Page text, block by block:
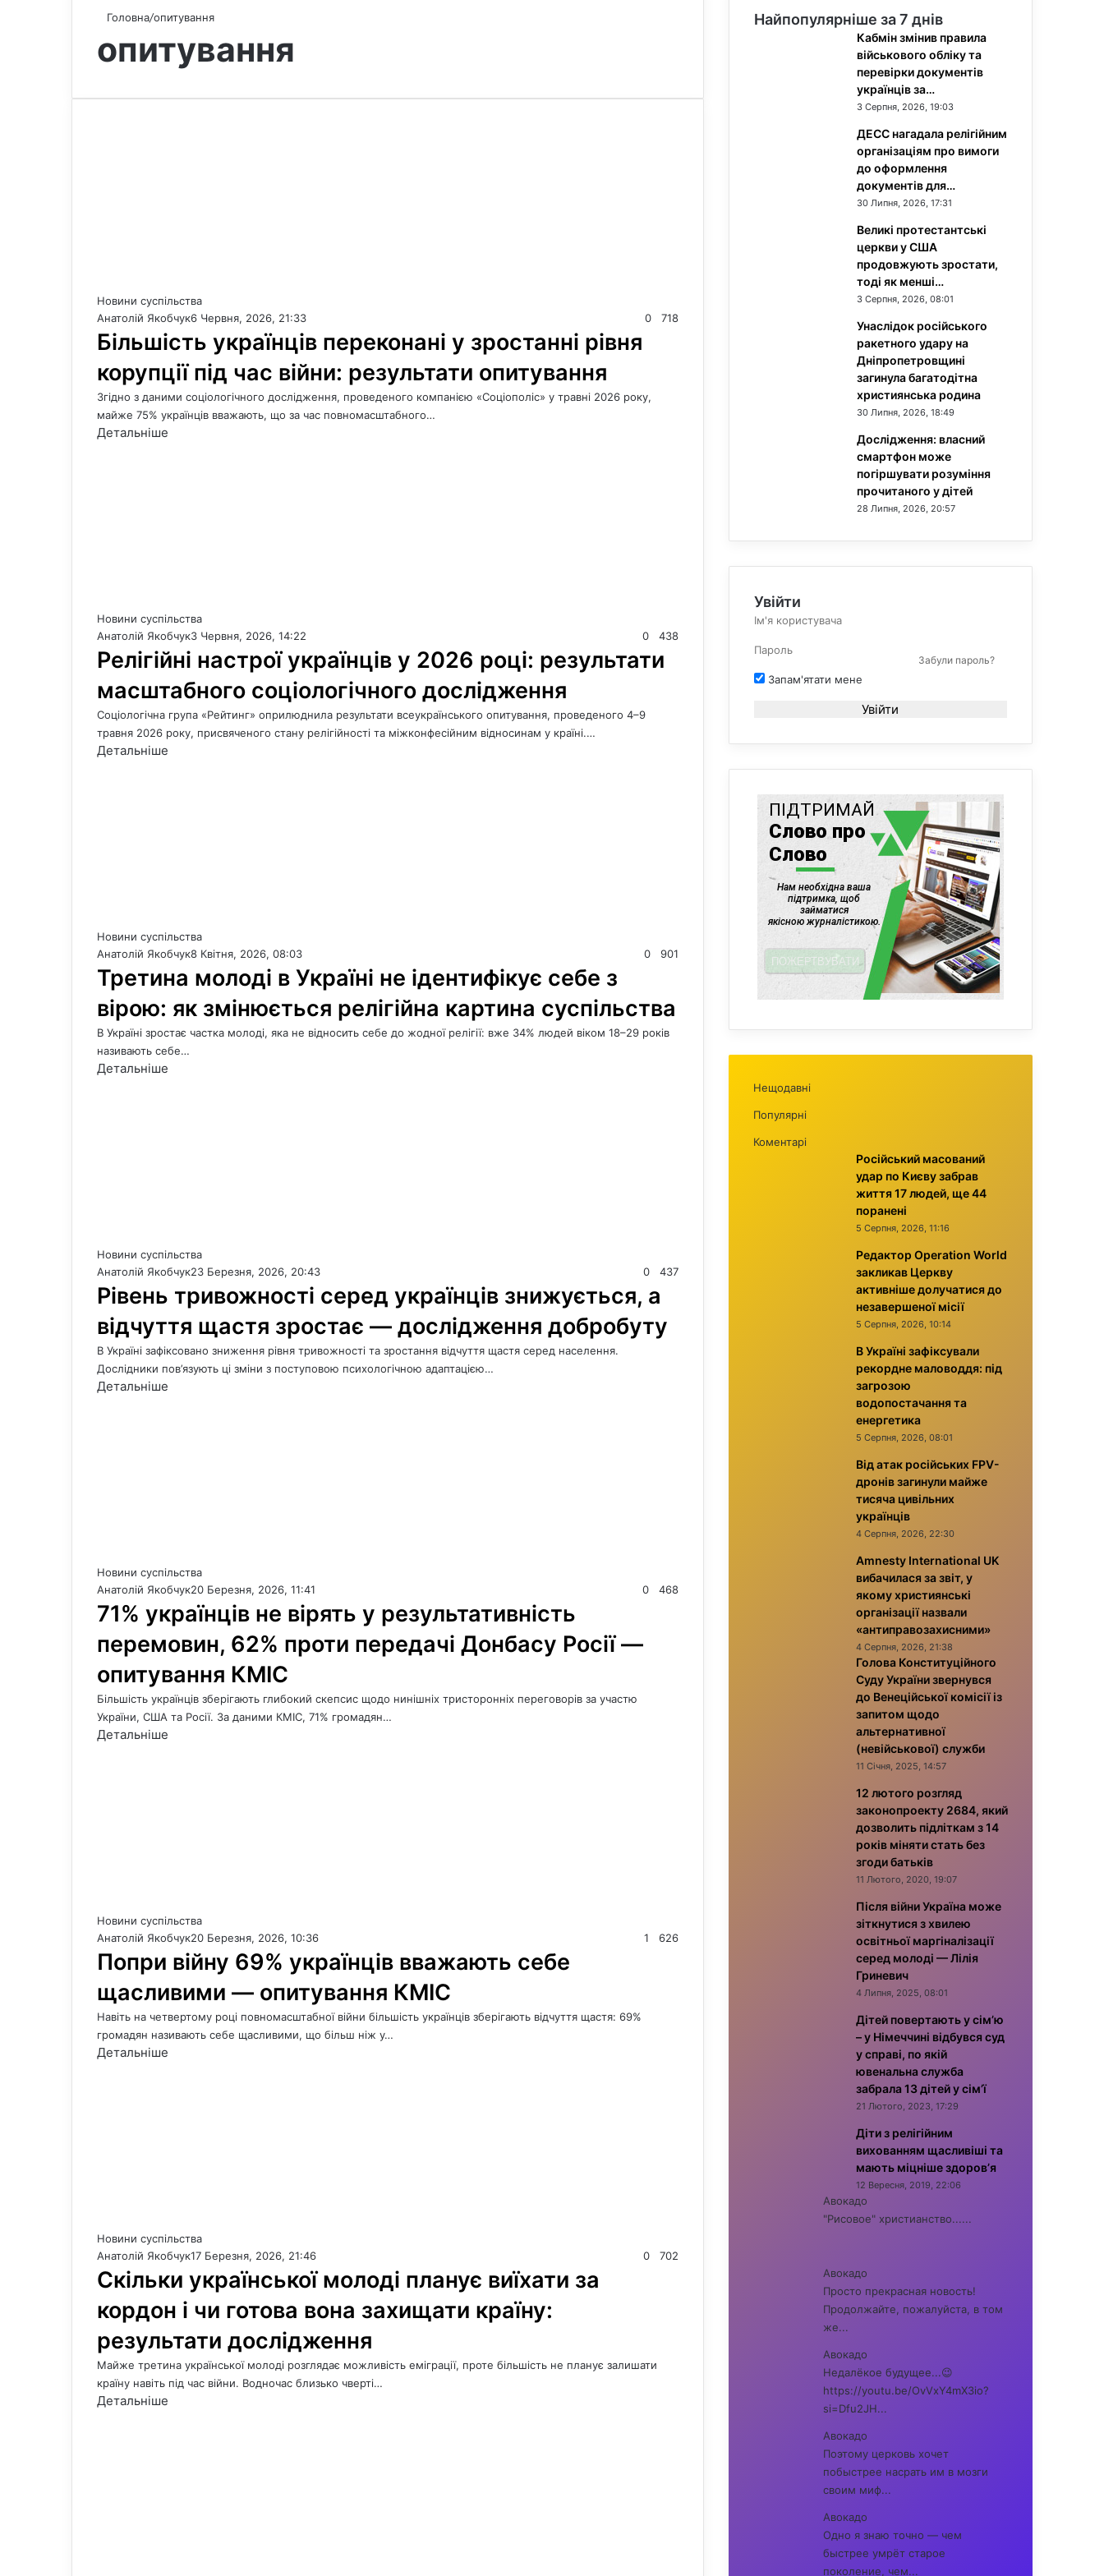
Головна/опитування
опитування
Новини суспільства
Анатолій Якобчук6 Червня, 2026, 21:33 0 718
Більшість українців переконані у зростанні рівня
корупції під час війни: результати опитування
Згідно з даними соціологічного дослідження, проведеного компанією «Соціополіс» у травні 2026 року,
майже 75% українців вважають, що за час повномасштабного…
Детальніше
Новини суспільства
Анатолій Якобчук3 Червня, 2026, 14:22 0 438
Релігійні настрої українців у 2026 році: результати
масштабного соціологічного дослідження
Соціологічна група «Рейтинг» оприлюднила результати всеукраїнського опитування, проведеного 4–9
травня 2026 року, присвяченого стану релігійності та міжконфесійним відносинам у країні.…
Детальніше
Новини суспільства
Анатолій Якобчук8 Квітня, 2026, 08:03 0 901
Третина молоді в Україні не ідентифікує себе з
вірою: як змінюється релігійна картина суспільства
В Україні зростає частка молоді, яка не відносить себе до жодної релігії: вже 34% людей віком 18–29 років
називають себе…
Детальніше
Новини суспільства
Анатолій Якобчук23 Березня, 2026, 20:43 0 437
Рівень тривожності серед українців знижується, а
відчуття щастя зростає — дослідження добробуту
В Україні зафіксовано зниження рівня тривожності та зростання відчуття щастя серед населення.
Дослідники пов’язують ці зміни з поступовою психологічною адаптацією…
Детальніше
Новини суспільства
Анатолій Якобчук20 Березня, 2026, 11:41 0 468
71% українців не вірять у результативність
перемовин, 62% проти передачі Донбасу Росії —
опитування КМІС
Більшість українців зберігають глибокий скепсис щодо нинішніх тристоронніх переговорів за участю
України, США та Росії. За даними КМІС, 71% громадян…
Детальніше
Новини суспільства
Анатолій Якобчук20 Березня, 2026, 10:36 1 626
Попри війну 69% українців вважають себе
щасливими — опитування КМІС
Навіть на четвертому році повномасштабної війни більшість українців зберігають відчуття щастя: 69%
громадян називають себе щасливими, що більш ніж у…
Детальніше
Новини суспільства
Анатолій Якобчук17 Березня, 2026, 21:46 0 702
Скільки української молоді планує виїхати за
кордон і чи готова вона захищати країну:
результати дослідження
Майже третина української молоді розглядає можливість еміграції, проте більшість не планує залишати
країну навіть під час війни. Водночас близько чверті…
Детальніше
Найпопулярніше за 7 днів
Кабмін змінив правила
військового обліку та
перевірки документів
українців за…
3 Серпня, 2026, 19:03
ДЕСС нагадала релігійним
організаціям про вимоги
до оформлення
документів для…
30 Липня, 2026, 17:31
Великі протестантські
церкви у США
продовжують зростати,
тоді як менші…
3 Серпня, 2026, 08:01
Унаслідок російського
ракетного удару на
Дніпропетровщині
загинула багатодітна
християнська родина
30 Липня, 2026, 18:49
Дослідження: власний
смартфон може
погіршувати розуміння
прочитаного у дітей
28 Липня, 2026, 20:57
Увійти
Забули пароль?
Запам'ятати мене
Увійти
Нещодавні
Популярні
Коментарі
Російський масований
удар по Києву забрав
життя 17 людей, ще 44
поранені
5 Серпня, 2026, 11:16
Редактор Operation World
закликав Церкву
активніше долучатися до
незавершеної місії
5 Серпня, 2026, 10:14
В Україні зафіксували
рекордне маловоддя: під
загрозою
водопостачання та
енергетика
5 Серпня, 2026, 08:01
Від атак російських FPV-
дронів загинули майже
тисяча цивільних
українців
4 Серпня, 2026, 22:30
Amnesty International UK
вибачилася за звіт, у
якому християнські
організації назвали
«антиправозахисними»
4 Серпня, 2026, 21:38
Голова Конституційного
Суду України звернувся
до Венеційської комісії із
запитом щодо
альтернативної
(невійськової) служби
11 Січня, 2025, 14:57
12 лютого розгляд
законопроекту 2684, який
дозволить підліткам з 14
років міняти стать без
згоди батьків
11 Лютого, 2020, 19:07
Після війни Україна може
зіткнутися з хвилею
освітньої маргіналізації
серед молоді — Лілія
Гриневич
4 Липня, 2025, 08:01
Дітей повертають у сім’ю
– у Німеччині відбувся суд
у справі, по якій
ювенальна служба
забрала 13 дітей у сім’ї
21 Лютого, 2023, 17:29
Діти з релігійним
вихованням щасливіші та
мають міцніше здоров’я
12 Вересня, 2019, 22:06
Авокадо
"Рисовое" христианство......
Авокадо
Просто прекрасная новость!
Продолжайте, пожалуйста, в том
же...
Авокадо
Недалёкое будущее...😉
https://youtu.be/OvVxY4mX3io?
si=Dfu2JH...
Авокадо
Поэтому церковь хочет
побыстрее насрать им в мозги
своим миф...
Авокадо
Одно я знаю точно — чем
быстрее умрёт старое
поколение, чем...